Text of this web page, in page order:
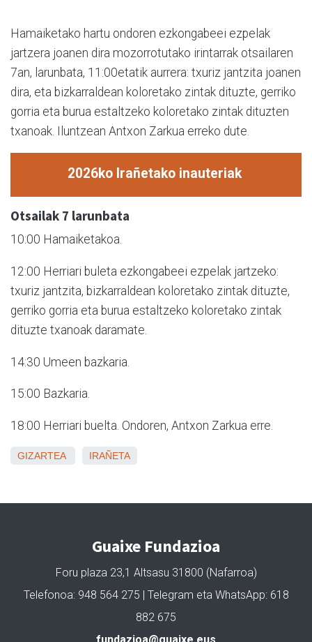
Hamaiketako hartu ondoren ezkongabeei ezpelak
jartzera joanen dira mozorrotutako irintarrak otsailaren
7an, larunbata, 11:00etatik aurrera: txuriz jantzita joanen
dira, eta bizkarraldean koloretako zintak dituzte, gerriko
gorria eta burua estaltzeko koloretako zintak dituzten
txanoak. Iluntzean Antxon Zarkua erreko dute.
2026ko Irañetako inauteriak
Otsailak 7 larunbata
10:00 Hamaiketakoa.
12:00 Herriari buleta ezkongabeei ezpelak jartzeko:
txuriz jantzita, bizkarraldean koloretako zintak dituzte,
gerriko gorria eta burua estaltzeko koloretako zintak
dituzte txanoak daramate.
14:30 Umeen bazkaria.
15:00 Bazkaria.
18:00 Herriari buelta. Ondoren, Antxon Zarkua erre.
GIZARTEA IRAÑETA
Guaixe Fundazioa
Foru plaza 23,1 Altsasu 31800 (Nafarroa)
Telefonoa: 948 564 275 | Telegram eta WhatsApp: 618
882 675